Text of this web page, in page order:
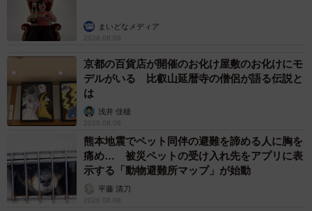
まいどなメディア
2026.08.08
京都の百貨店が開催のお化け屋敷のお化けにモ
デルがいる 比叡山延暦寺の僧侶が語る伝説と
は
浅井 佳穂
2026.08.08
熊本地震でペット同伴の避難を諦める人に胸を
痛め… 被災ペットの受け入れ先をアプリに表
示する「動物避難所マップ」が始動
平藤 清刀
2026.08.08